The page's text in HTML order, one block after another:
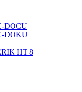
DOCU
DOKU
HT 8